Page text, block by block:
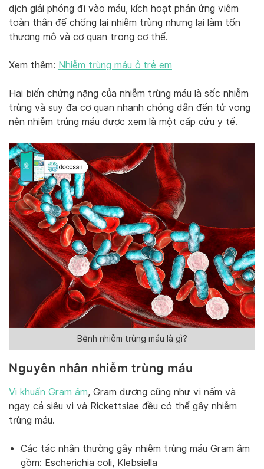
dịch giải phóng đi vào máu, kích hoạt phản ứng viêm
toàn thân để chống lại nhiễm trùng nhưng lại làm tổn
thương mô và cơ quan trong cơ thể.
Xem thêm: Nhiễm trùng máu ở trẻ em
Hai biến chứng nặng của nhiễm trùng máu là sốc nhiễm
trùng và suy đa cơ quan nhanh chóng dẫn đến tử vong
nên nhiễm trúng máu được xem là một cấp cứu y tế.
Bệnh nhiễm trùng máu là gì?
Nguyên nhân nhiễm trùng máu
Vi khuẩn Gram âm, Gram dương cũng như vi nấm và
ngay cả siêu vi và Rickettsiae đều có thể gây nhiễm
trùng máu.
Các tác nhân thường gây nhiễm trùng máu Gram âm
gồm: Escherichia coli, Klebsiella